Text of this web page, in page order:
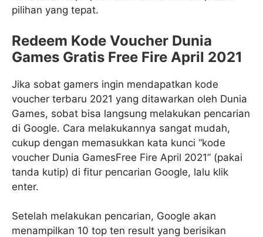
pilihan yang tepat.
Redeem Kode Voucher Dunia
Games Gratis Free Fire April 2021
Jika sobat gamers ingin mendapatkan kode
voucher terbaru 2021 yang ditawarkan oleh Dunia
Games, sobat bisa langsung melakukan pencarian
di Google. Cara melakukannya sangat mudah,
cukup dengan memasukkan kata kunci “kode
voucher Dunia GamesFree Fire April 2021” (pakai
tanda kutip) di fitur pencarian Google, lalu klik
enter.
Setelah melakukan pencarian, Google akan
menampilkan 10 top ten result yang berisikan